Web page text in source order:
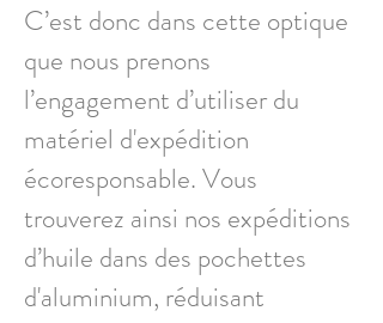
C’est donc dans cette optique
que nous prenons
l’engagement d’utiliser du
matériel d'expédition
écoresponsable. Vous
trouverez ainsi nos expéditions
d’huile dans des pochettes
d'aluminium, réduisant